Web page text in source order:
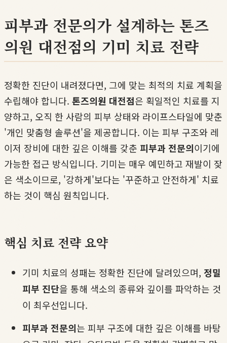
피부과 전문의가 설계하는 톤즈
의원 대전점의 기미 치료 전략
정확한 진단이 내려졌다면, 그에 맞는 최적의 치료 계획을
수립해야 합니다. 톤즈의원 대전점은 획일적인 치료를 지
양하고, 오직 한 사람의 피부 상태와 라이프스타일에 맞춘
'개인 맞춤형 솔루션'을 제공합니다. 이는 피부 구조와 레
이저 장비에 대한 깊은 이해를 갖춘 피부과 전문의이기에
가능한 접근 방식입니다. 기미는 매우 예민하고 재발이 잦
은 색소이므로, '강하게'보다는 '꾸준하고 안전하게' 치료
하는 것이 핵심 원칙입니다.
핵심 치료 전략 요약
기미 치료의 성패는 정확한 진단에 달려있으며, 정밀
피부 진단을 통해 색소의 종류와 깊이를 파악하는 것
이 최우선입니다.
피부과 전문의는 피부 구조에 대한 깊은 이해를 바탕